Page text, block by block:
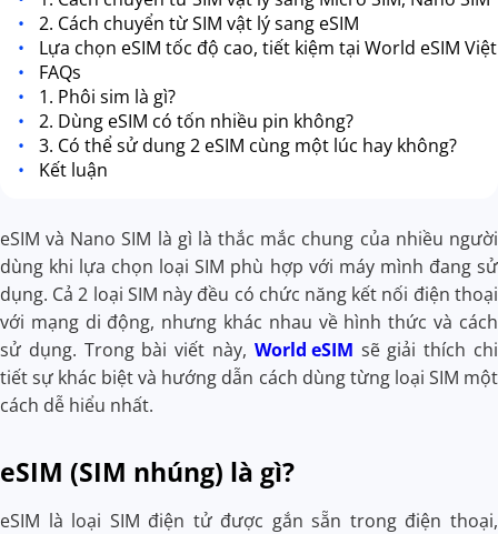
2. Cách chuyển từ SIM vật lý sang eSIM
Lựa chọn eSIM tốc độ cao, tiết kiệm tại World eSIM
FAQs
1. Phôi sim là gì?
2. Dùng eSIM có tốn nhiều pin không?
3. Có thể sử dung 2 eSIM cùng một lúc hay không?
Kết luận
eSIM và Nano SIM là gì là thắc mắc chung của nhiều người
dùng khi lựa chọn loại SIM phù hợp với máy mình đang sử
dụng. Cả 2 loại SIM này đều có chức năng kết nối điện thoại
với mạng di động, nhưng khác nhau về hình thức và cách
sử dụng. Trong bài viết này, World eSIM sẽ giải thích chi
tiết sự khác biệt và hướng dẫn cách dùng từng loại SIM một
cách dễ hiểu nhất.
eSIM (SIM nhúng) là gì?
eSIM là loại SIM điện tử được gắn sẵn trong điện thoại,